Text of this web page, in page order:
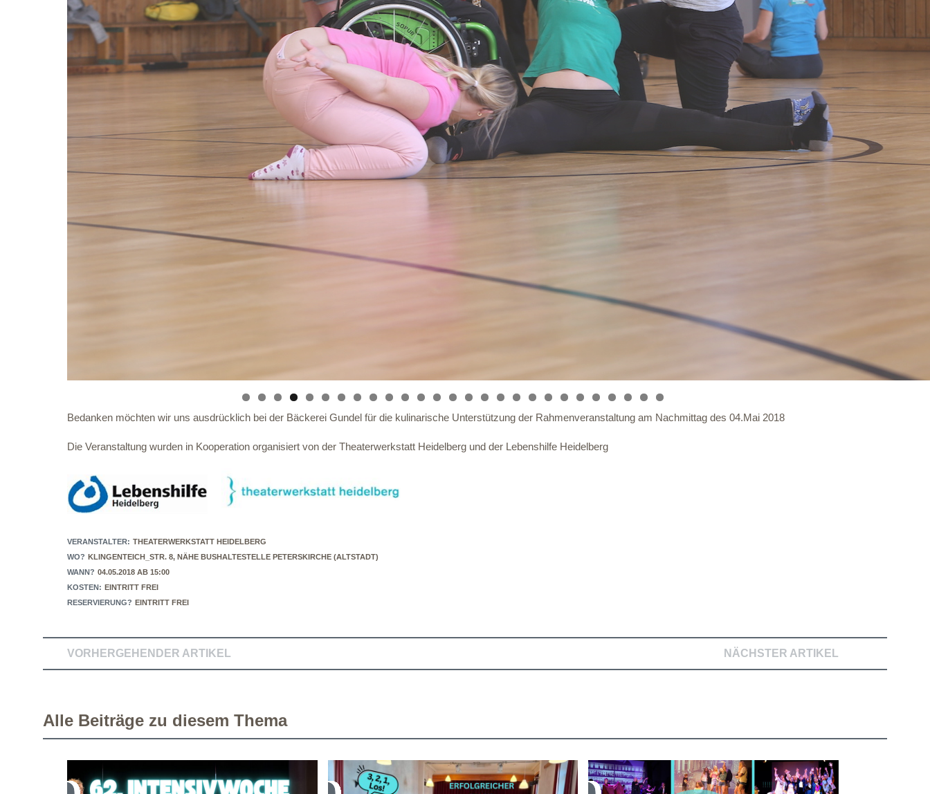
Bedanken möchten wir uns ausdrücklich bei der Bäckerei Gundel für die kulinarische Unterstützung der Rahmenveranstaltung am Nachmittag des 04.Mai 2018
Die Veranstaltung wurden in Kooperation organisiert von der Theaterwerkstatt Heidelberg und der Lebenshilfe Heidelberg
VERANSTALTER: THEATERWERKSTATT HEIDELBERG
WO? KLINGENTEICH_STR. 8, NÄHE BUSHALTESTELLE PETERSKIRCHE (ALTSTADT)
WANN? 04.05.2018 AB 15:00
KOSTEN: EINTRITT FREI
RESERVIERUNG? EINTRITT FREI
VORHERGEHENDER ARTIKEL NÄCHSTER ARTIKEL
Alle Beiträge zu diesem Thema